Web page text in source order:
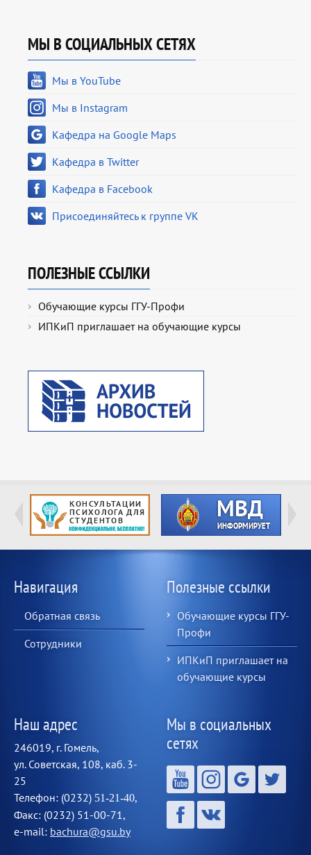
МЫ В СОЦИАЛЬНЫХ СЕТЯХ
Мы в YouTube
Мы в Instagram
Кафедра на Google Maps
Кафедра в Twitter
Кафедра в Facebook
Присоединяйтесь к группе VK
ПОЛЕЗНЫЕ ССЫЛКИ
Обучающие курсы ГГУ-Профи
ИПКиП приглашает на обучающие курсы
Навигация
Обратная связь
Сотрудники
Полезные ссылки
Обучающие курсы ГГУ-
Профи
ИПКиП приглашает на
обучающие курсы
Наш адрес
246019, г. Гомель,
ул. Советская, 108, каб. 3-
25
Телефон: (0232) 51-21-40,
Факс: (0232) 51-00-71,
e-mail: bachura@gsu.by
Мы в социальных
сетях